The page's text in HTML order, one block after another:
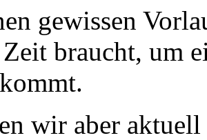
gewissen
braucht, um
wir aber